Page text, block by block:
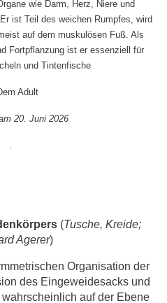
wie Darm, Herz, Niere und
ist Teil des weichen Rumpfes, wird
auf dem muskulösen Fuß. Als
Fortpflanzung ist er essenziell für
und Tintenfische
Adult
20. Juni 2026
(Tusche, Kreide;
Agerer)
Organisation der
des Eingeweidesacks und
auf der Ebene